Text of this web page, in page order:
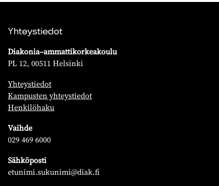
Yhteystiedot
Diakonia–ammattikorkeakoulu
PL 12, 00511 Helsinki
Yhteystiedot
Kampusten yhteystiedot
Henkilöhaku
Vaihde
029 469 6000
Sähköposti
etunimi.sukunimi@diak.fi